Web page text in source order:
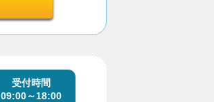
受付時間
09:00～18:00